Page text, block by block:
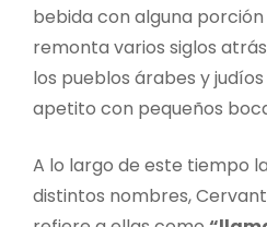
bebida con alguna
remonta varios siglos
los pueblos árabes y
apetito con pequeños
A lo largo de este tiempo
distintos nombres,